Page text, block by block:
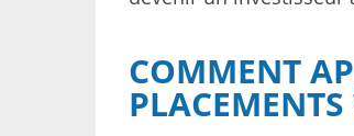
COMMENT
PLACEMENTS